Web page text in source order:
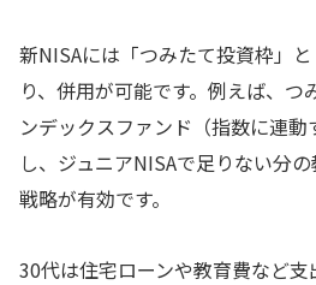
新NISAには「つみたて投資枠」
り、併用が可能です。例えば、つ
ンデックスファンド（指数に連
し、ジュニアNISAで足りない分
戦略が有効です。
30代は住宅ローンや教育費など支